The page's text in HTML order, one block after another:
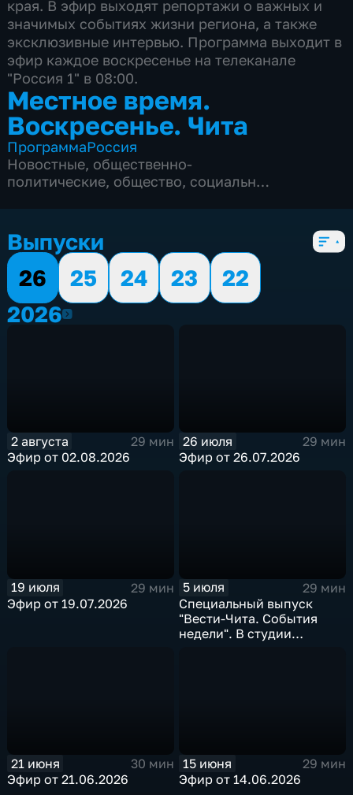
края. В эфир выходят репортажи о важных и
значимых событиях жизни региона, а также
эксклюзивные интервью. Программа выходит в
эфир каждое воскресенье на телеканале
"Россия 1" в 08:00.
Местное время.
Воскресенье. Чита
ПрограммаРоссия
Новостные, общественно-
политические, общество, социально-
Выпуски
26
25 24 23
22
20262026
2 августа
29 мин
Эфир от 02.08.2026
26 июля
29 мин
Эфир от 26.07.2026
19 июля
29 мин
Эфир от 19.07.2026
5 июля
29 мин
Специальный выпуск
"Вести-Чита. События
недели". В студии
21 июня
30 мин
Эфир от 21.06.2026
15 июня
29 мин
Эфир от 14.06.2026